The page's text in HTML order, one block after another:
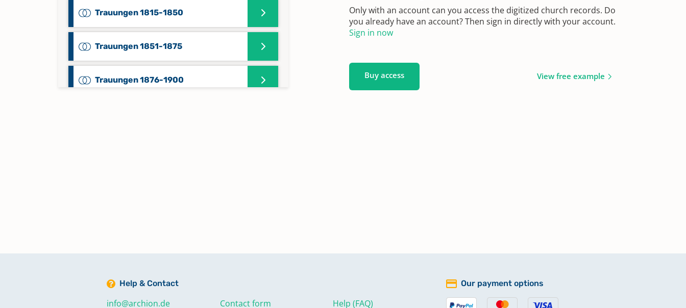
Trauungen 1815-1850
Trauungen 1851-1875
Trauungen 1876-1900
Only with an account can you access the digitized church records. Do
you already have an account? Then sign in directly with your account.
Sign in now
Buy access View free example
Help & Contact
info@archion.de Contact form Help (FAQ)
Our payment options